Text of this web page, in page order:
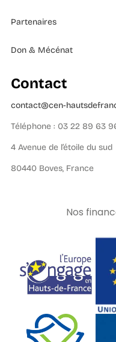
Partenaires
Don & Mécénat
Contact
contact@cen-
Téléphone : 03 22 89 63
4 Avenue de l’étoile du sud
80440 Boves, France
Nos